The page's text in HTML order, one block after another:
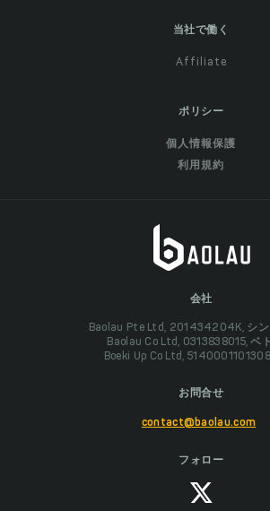
当社で働く
Affiliate
ポリシー
個人情報保護
利用規約
会社
Baolau Pte Ltd, 201434204K, シン
Baolau Co Ltd, 0313838015, ベ
Boeki Up Co Ltd,
お問合せ
contact@baolau.com
フォロー